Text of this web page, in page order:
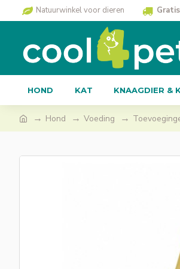
Natuurwinkel voor dieren Gratis
HOND KAT KNAAGDIER &
Hond Voeding